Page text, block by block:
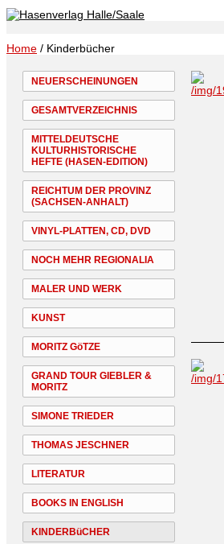
Home / Kinderbücher
NEUERSCHEINUNGEN
GESAMTVERZEICHNIS
MITTELDEUTSCHE
KULTURHISTORISCHE
HEFTE (HASEN-EDITION)
REICHTUM DER PROVINZ
(SACHSEN-ANHALT)
VINYL-PLATTEN, CD, DVD
NOCH MEHR REGIONALIA
MALER UND WERK
KUNST
MORITZ GöTZE
GRAND TOUR GIEBLER &
MORITZ
SIMONE TRIEDER
THOMAS JESCHNER
LITERATUR
BOOKS IN ENGLISH
KINDERBüCHER